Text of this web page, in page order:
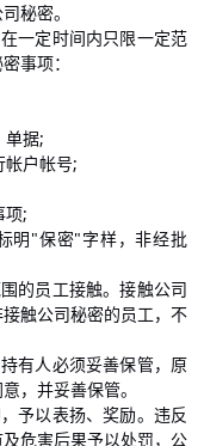
秘密。
一定时间内只限一定范
事项：
据;
户帐号;
;
"保密"字样，非经批
的员工接触。接触公司
触公司秘密的员工，不
有人必须妥善保管，原
，并妥善保管。
予以表扬、奖励。违反
危害后果予以处罚，公